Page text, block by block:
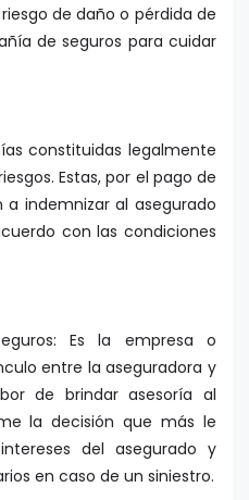
de daño o pérdida de
de seguros para cuidar
constituidas legalmente
Estas, por el pago de
indemnizar al asegurado
con las condiciones
Es la empresa o
entre la aseguradora y
de brindar asesoría al
la decisión que más le
del asegurado y
en caso de un siniestro.